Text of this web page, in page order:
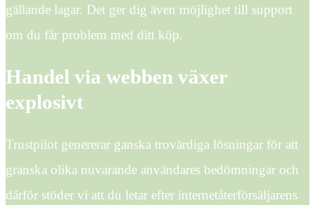
gällande lagar. Det ger dig även möjlighet till support
om du får problem med ditt köp.
Handel via webben växer
explosivt
Trustpilot genererar ganska trovärdiga lösningar för att
granska olika nuvarande användares bedömningar och
därför stöder vi att du letar efter internetåterförsäljarens